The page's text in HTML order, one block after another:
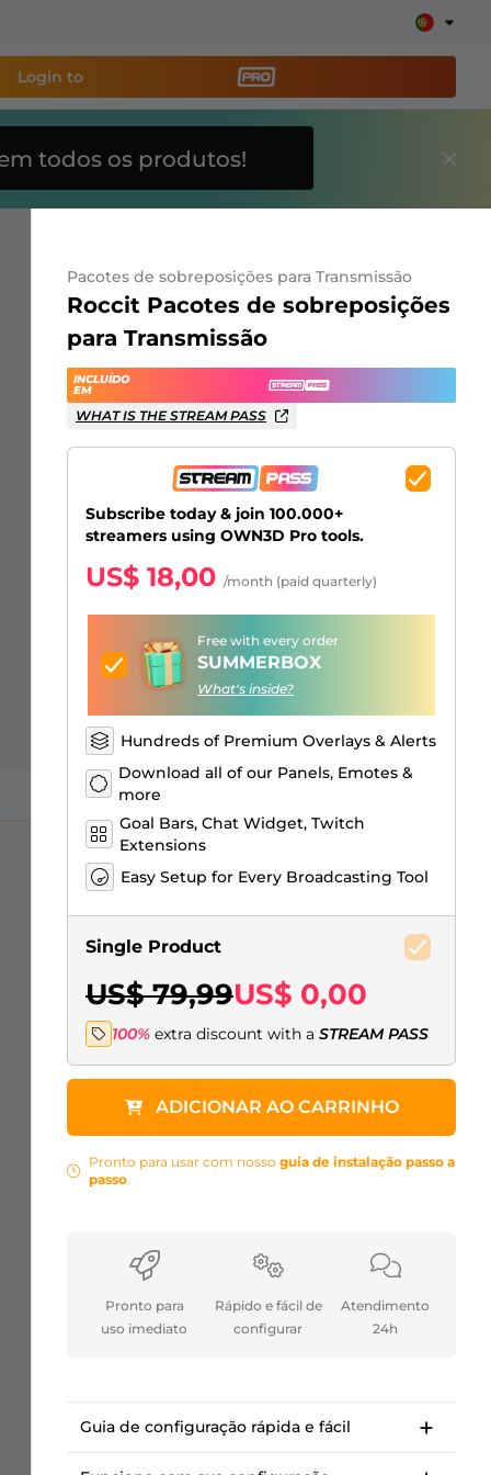
alertas, doações, barras de meta, ChatBot
Saiba
Sobreposições para "só na
conversa"
Alertas Facebook
Banner de Intervalo
Emotes de inscritos Kick
Insígnias de inscritos Twitch
Construtor de Logo Gaming
Login to
todos os produtos!
Pacotes de sobreposições para Transmissão
Roccit Pacotes de sobreposições
para Transmissão
INCLUÍDO
EM
WHAT IS THE STREAM PASS
Subscribe today & join 100.000+
streamers using OWN3D Pro tools.
US$ 18,00 /month (paid quarterly)
Free with every order
SUMMERBOX
What's inside?
Hundreds of Premium Overlays & Alerts
Download all of our Panels, Emotes &
more
Goal Bars, Chat Widget, Twitch
Extensions
Easy Setup for Every Broadcasting Tool
Single Product
US$ 79,99US$ 0,00
100% extra discount with a STREAM PASS
ADICIONAR AO CARRINHO
Pronto para usar com nossoguia de instalação passo a
passo.
Pronto para
uso imediato
Rápido e fácil de
configurar
Atendimento
24h
Guia de configuração rápida e fácil
Guia de instalação passo a passo para